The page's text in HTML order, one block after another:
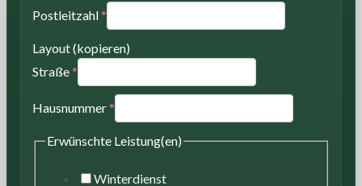
Postleitzahl*
Layout (kopieren)
Straße*
Hausnummer*
Erwünschte Leistung(en)
Winterdienst